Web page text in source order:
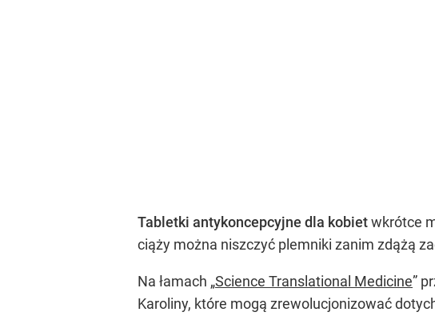
Tabletki antykoncepcyjne dla kobietwkrótce
ciąży można niszczyć plemniki zanim zdążą
Na łamach „Science Translational Medicine”
Karoliny, które mogą zrewolucjonizować